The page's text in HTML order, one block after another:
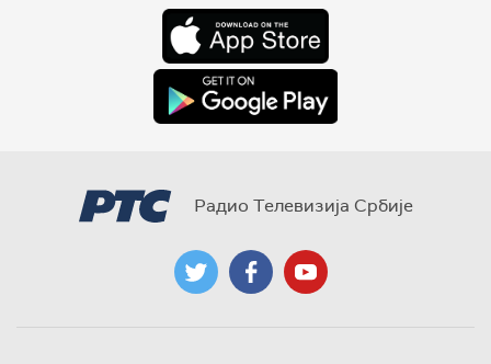
Радио Телевизија Србије